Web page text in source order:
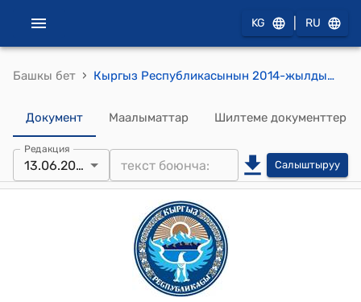
KG RU
Башкы бет › Кыргыз Республикасынын 2014-жылдын 13-мартындагы № 41 "Аңчылык жана мергенчилик чарбасы жөнүндө" Мыйзамы
Документ Маалыматтар Шилтеме документтер
Редакция
13.06.2024 Салыштыруу